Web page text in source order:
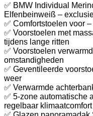
✅ BMW Individual
Elfenbeinweiß –
✅ Comfortstoelen voor
✅ Voorstoelen met
tijdens lange ritten
✅ Voorstoelen
omstandigheden
✅ Geventileerde
weer
✅ Verwarmde
✅ 5-zone automatische
regelbaar klimaatcomfort